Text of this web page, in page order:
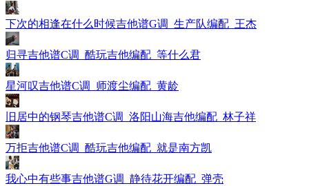
下次的相逢在什么时候吉他谱G调_生产队编配_王杰
归寻吉他谱C调_酷玩吉他编配_等什么君
星河叹吉他谱C调_师渡尘编配_黄龄
旧居中的钢琴吉他谱C调_洛阳山海吉他编配_林子祥
万拒吉他谱C调_酷玩吉他编配_就是南方凯
我心中有些事吉他谱G调_静待花开编配_弹壳